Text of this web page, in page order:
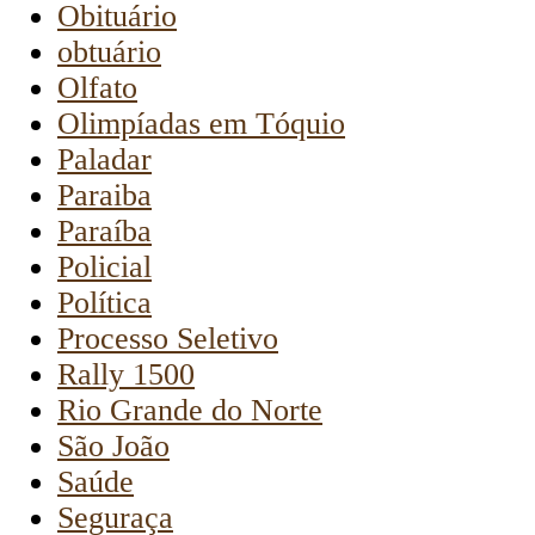
Obituário
obtuário
Olfato
Olimpíadas em Tóquio
Paladar
Paraiba
Paraíba
Policial
Política
Processo Seletivo
Rally 1500
Rio Grande do Norte
São João
Saúde
Seguraça